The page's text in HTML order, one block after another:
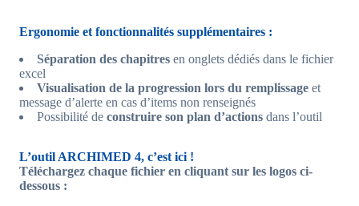
Ergonomie et fonctionnalités supplémentaires :
Séparation des chapitres en onglets dédiés dans le fichier
excel
Visualisation de la progression lors du remplissage et
message d’alerte en cas d’items non renseignés
Possibilité de construire son plan d’actions dans l’outil
L’outil ARCHIMED 4, c’est ici !
Téléchargez chaque fichier en cliquant sur les logos ci-
dessous :